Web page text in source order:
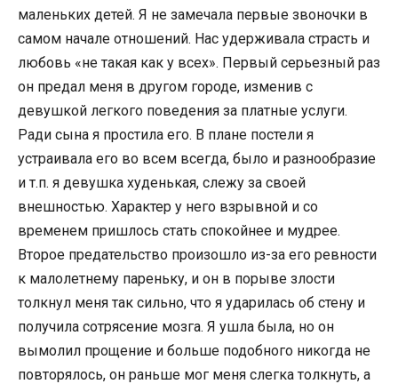
маленьких детей. Я не замечала первые звоночки в
самом начале отношений. Нас удерживала страсть и
любовь «не такая как у всех». Первый серьезный раз
он предал меня в другом городе, изменив с
девушкой легкого поведения за платные услуги.
Ради сына я простила его. В плане постели я
устраивала его во всем всегда, было и разнообразие
и т.п. я девушка худенькая, слежу за своей
внешностью. Характер у него взрывной и со
временем пришлось стать спокойнее и мудрее.
Второе предательство произошло из-за его ревности
к малолетнему пареньку, и он в порыве злости
толкнул меня так сильно, что я ударилась об стену и
получила сотрясение мозга. Я ушла была, но он
вымолил прощение и больше подобного никогда не
повторялось, он раньше мог меня слегка толкнуть, а